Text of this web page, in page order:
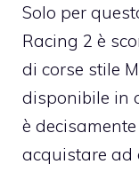
Solo per
Racing 2 è
di corse stile
disponibile in
è
acquistare ad